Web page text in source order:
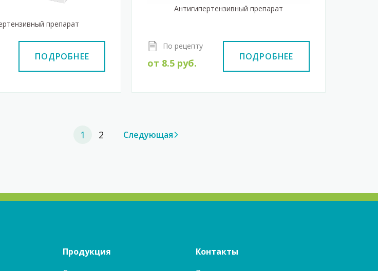
препарат
ПОДРОБНЕЕ
Антигипертензивный препарат
По рецепту
от 8.5 руб.
ПОДРОБНЕЕ
1 2 Следующая
Продукция
Контакты